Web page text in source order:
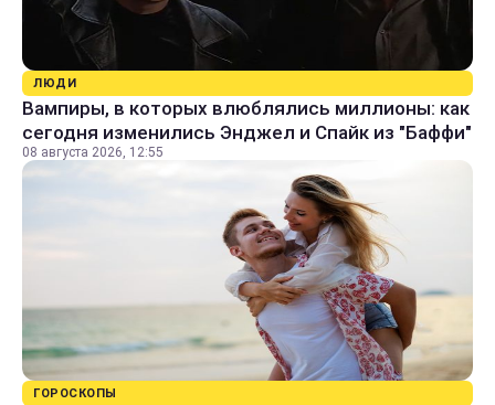
ЛЮДИ
Вампиры, в которых влюблялись миллионы: как
сегодня изменились Энджел и Спайк из "Баффи"
08 августа 2026, 12:55
ГОРОСКОПЫ